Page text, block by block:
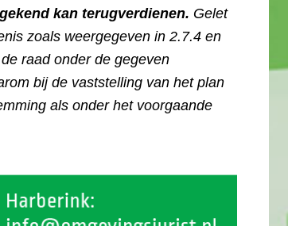
kan terugverdienen. Gelet
zoals weergegeven in 2.7.4 en
raad onder de gegeven
bij de vaststelling van het plan
als onder het voorgaande